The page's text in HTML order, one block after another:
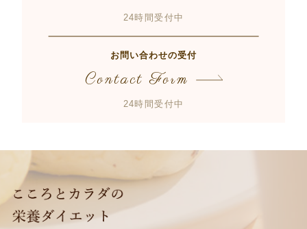
24時間受付中
お問い合わせの受付
Contact Form
24時間受付中